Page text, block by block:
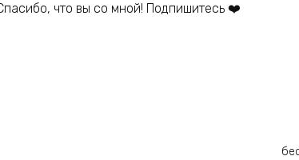
что вы со мной! Подпишитесь ❤️